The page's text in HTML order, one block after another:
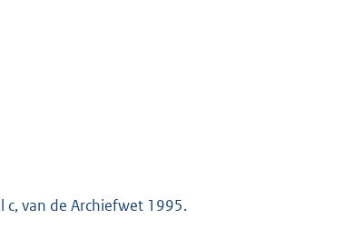
van de Archiefwet 1995.